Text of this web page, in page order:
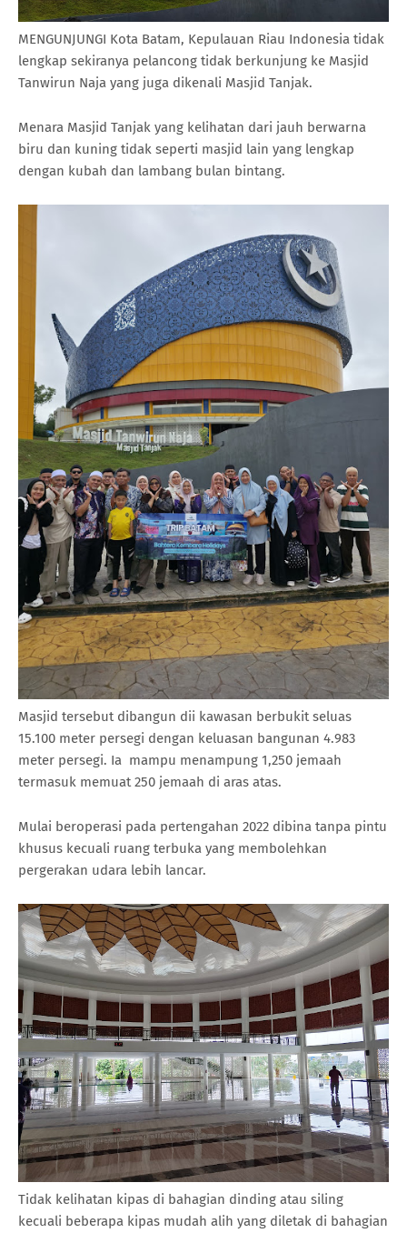
MENGUNJUNGI Kota Batam, Kepulauan Riau Indonesia tidak
lengkap sekiranya pelancong tidak berkunjung ke Masjid
Tanwirun Naja yang juga dikenali Masjid Tanjak.
Menara Masjid Tanjak yang kelihatan dari jauh berwarna
biru dan kuning tidak seperti masjid lain yang lengkap
dengan kubah dan lambang bulan bintang.
Masjid tersebut dibangun dii kawasan berbukit seluas
15.100 meter persegi dengan keluasan bangunan 4.983
meter persegi. Ia mampu menampung 1,250 jemaah
termasuk memuat 250 jemaah di aras atas.
Mulai beroperasi pada pertengahan 2022 dibina tanpa pintu
khusus kecuali ruang terbuka yang membolehkan
pergerakan udara lebih lancar.
Tidak kelihatan kipas di bahagian dinding atau siling
kecuali beberapa kipas mudah alih yang diletak di bahagian